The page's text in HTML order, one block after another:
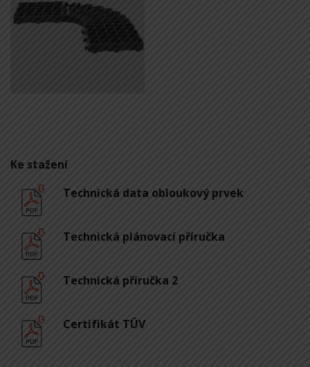
Ke stažení
Technická data obloukový prvek
Technická plánovací příručka
Technická příručka 2
Certifikát TÜV